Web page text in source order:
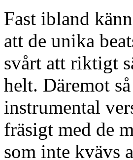
Fast ibland
att de unika
svårt att riktigt
helt. Däremot
instrumental
fräsigt med de
som inte kvävs